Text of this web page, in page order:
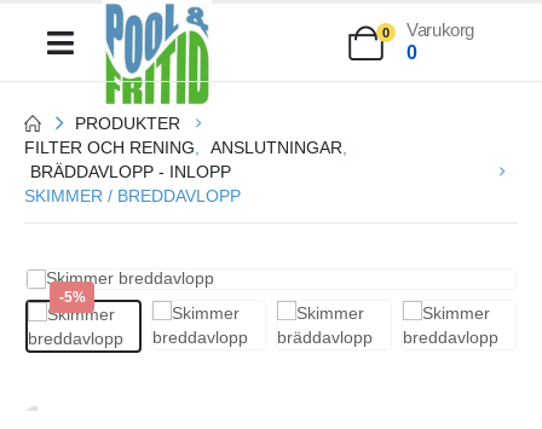
0
Varukorg
0
PRODUKTER
FILTER OCH RENING
ANSLUTNINGAR
BRÄDDAVLOPP - INLOPP
SKIMMER / BREDDAVLOPP
-5%